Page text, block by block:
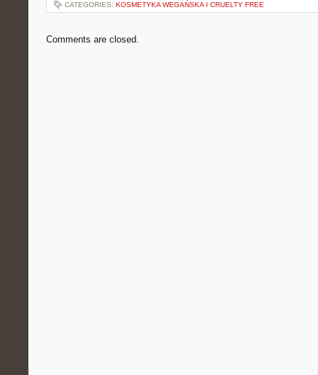
CATEGORIES: KOSMETYKA WEGAŃSKA I CRUELTY FREE
Comments are closed.